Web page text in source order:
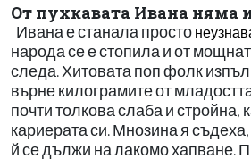
От пухкавата Ивана няма
Ивана е станала просто
народа се е стопила и от
следа. Хитовата поп фолк
върне килограмите от
почти толкова слаба и стройна,
кариерата си. Мнозина я
й се дължи на лакомо хапване.